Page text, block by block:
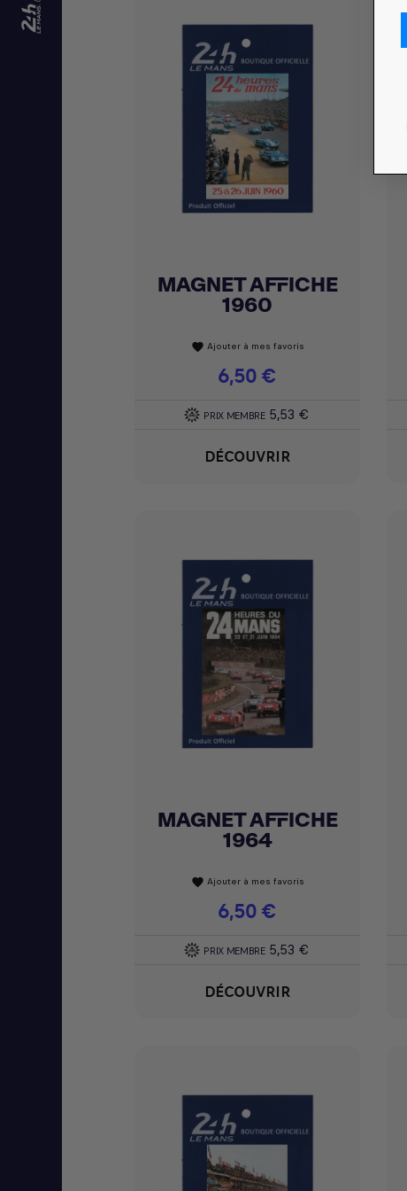
Achat express
MAGNET AFFICHE
1960
favorite Ajouter à mes favoris
Prix
6,50 €
PRIX MEMBRE 5,53 €
DÉCOUVRIR
Achat express
MAGNET AFFICHE
1964
favorite Ajouter à mes favoris
Prix
6,50 €
PRIX MEMBRE 5,53 €
DÉCOUVRIR